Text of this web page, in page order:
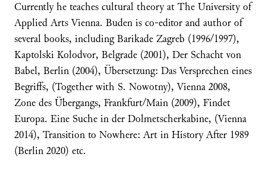
Currently he teaches cultural theory at The University of
Applied Arts Vienna. Buden is co-editor and author of
several books, including Barikade Zagreb (1996/1997),
Kaptolski Kolodvor, Belgrade (2001), Der Schacht von
Babel, Berlin (2004), Übersetzung: Das Versprechen eines
Begriffs, (Together with S. Nowotny), Vienna 2008,
Zone des Übergangs, Frankfurt/Main (2009), Findet
Europa. Eine Suche in der Dolmetscherkabine, (Vienna
2014), Transition to Nowhere: Art in History After 1989
(Berlin 2020) etc.